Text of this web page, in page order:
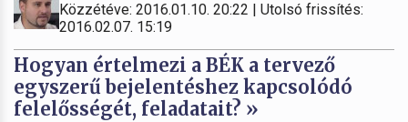
Közzétéve: 2016.01.10. 20:22 | Utolsó frissítés:
2016.02.07. 15:19
Hogyan értelmezi a BÉK a tervező
egyszerű bejelentéshez kapcsolódó
felelősségét, feladatait? »